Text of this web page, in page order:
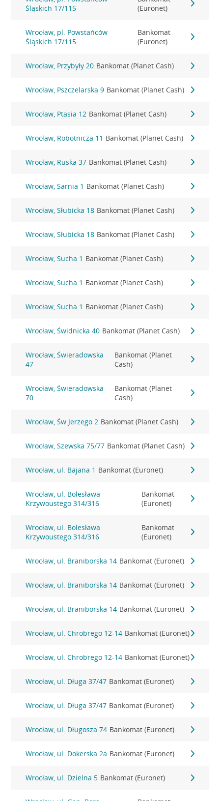
Śląskich 17/115
(Euronet)
Wrocław, pl. Powstańców
Śląskich 17/115
Bankomat
(Euronet)
Wrocław, Przybyły 20 Bankomat (Planet Cash)
Wrocław, Pszczelarska 9 Bankomat (Planet Cash)
Wrocław, Ptasia 12 Bankomat (Planet Cash)
Wrocław, Robotnicza 11 Bankomat (Planet Cash)
Wrocław, Ruska 37 Bankomat (Planet Cash)
Wrocław, Sarnia 1 Bankomat (Planet Cash)
Wrocław, Słubicka 18 Bankomat (Planet Cash)
Wrocław, Słubicka 18 Bankomat (Planet Cash)
Wrocław, Sucha 1 Bankomat (Planet Cash)
Wrocław, Sucha 1 Bankomat (Planet Cash)
Wrocław, Sucha 1 Bankomat (Planet Cash)
Wrocław, Świdnicka 40 Bankomat (Planet Cash)
Wrocław, Świeradowska
47
Bankomat (Planet
Cash)
Wrocław, Świeradowska
70
Bankomat (Planet
Cash)
Wrocław, Św.Jerzego 2 Bankomat (Planet Cash)
Wrocław, Szewska 75/77 Bankomat (Planet Cash)
Wrocław, ul. Bajana 1 Bankomat (Euronet)
Wrocław, ul. Bolesława
Krzywoustego 314/316
Bankomat
(Euronet)
Wrocław, ul. Bolesława
Krzywoustego 314/316
Bankomat
(Euronet)
Wrocław, ul. Braniborska 14 Bankomat (Euronet)
Wrocław, ul. Braniborska 14 Bankomat (Euronet)
Wrocław, ul. Braniborska 14 Bankomat (Euronet)
Wrocław, ul. Chrobrego 12-14 Bankomat (Euronet)
Wrocław, ul. Chrobrego 12-14 Bankomat (Euronet)
Wrocław, ul. Długa 37/47 Bankomat (Euronet)
Wrocław, ul. Długa 37/47 Bankomat (Euronet)
Wrocław, ul. Długosza 74 Bankomat (Euronet)
Wrocław, ul. Dokerska 2a Bankomat (Euronet)
Wrocław, ul. Dzielna 5 Bankomat (Euronet)